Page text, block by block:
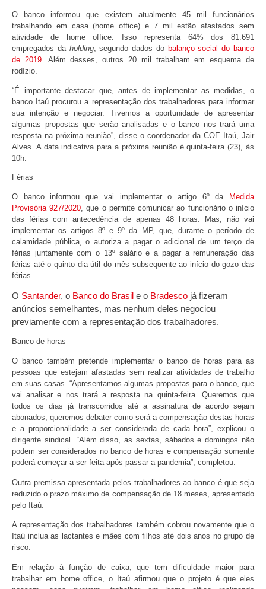
O banco informou que existem atualmente 45 mil funcionários
trabalhando em casa (home office) e 7 mil estão afastados sem
atividade de home office. Isso representa 64% dos 81.691
empregados da holding, segundo dados do balanço social do banco
de 2019. Além desses, outros 20 mil trabalham em esquema de
rodízio.
“É importante destacar que, antes de implementar as medidas, o
banco Itaú procurou a representação dos trabalhadores para informar
sua intenção e negociar. Tivemos a oportunidade de apresentar
algumas propostas que serão analisadas e o banco nos trará uma
resposta na próxima reunião”, disse o coordenador da COE Itaú, Jair
Alves. A data indicativa para a próxima reunião é quinta-feira (23), às
10h.
Férias
O banco informou que vai implementar o artigo 6º da Medida
Provisória 927/2020 , que o permite comunicar ao funcionário o início
das férias com antecedência de apenas 48 horas. Mas, não vai
implementar os artigos 8º e 9º da MP, que, durante o período de
calamidade pública, o autoriza a pagar o adicional de um terço de
férias juntamente com o 13º salário e a pagar a remuneração das
férias até o quinto dia útil do mês subsequente ao início do gozo das
férias.
O Santander, o Banco do Brasil e o Bradesco já fizeram
anúncios semelhantes, mas nenhum deles negociou
previamente com a representação dos trabalhadores.
Banco de horas
O banco também pretende implementar o banco de horas para as
pessoas que estejam afastadas sem realizar atividades de trabalho
em suas casas. “Apresentamos algumas propostas para o banco, que
vai analisar e nos trará a resposta na quinta-feira. Queremos que
todos os dias já transcorridos até a assinatura de acordo sejam
abonados, queremos debater como será a compensação destas horas
e a proporcionalidade a ser considerada de cada hora”, explicou o
dirigente sindical. “Além disso, as sextas, sábados e domingos não
podem ser considerados no banco de horas e compensação somente
poderá começar a ser feita após passar a pandemia”, completou.
Outra premissa apresentada pelos trabalhadores ao banco é que seja
reduzido o prazo máximo de compensação de 18 meses, apresentado
pelo Itaú.
A representação dos trabalhadores também cobrou novamente que o
Itaú inclua as lactantes e mães com filhos até dois anos no grupo de
risco.
Em relação à função de caixa, que tem dificuldade maior para
trabalhar em home office, o Itaú afirmou que o projeto é que eles